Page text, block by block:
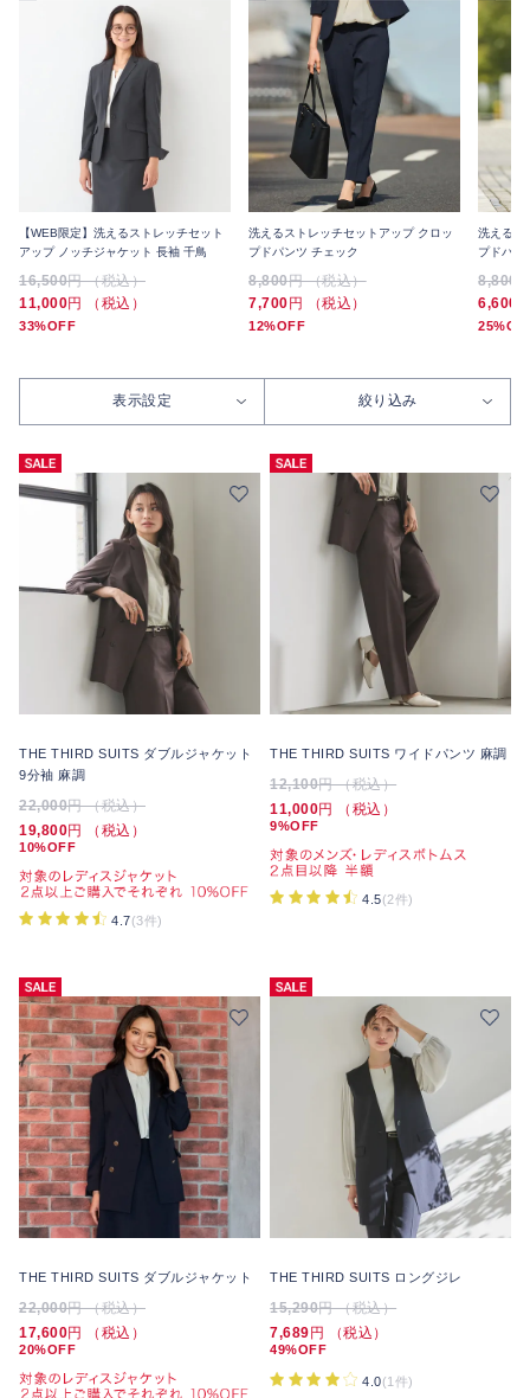
【WEB限定】洗えるストレッチセット
アップ ノッチジャケット 長袖 千鳥
16,500円 （税込）
11,000円 （税込）
33%OFF
洗えるストレッチセットアップ クロッ
プドパンツ チェック
8,800円 （税込）
7,700 円 （税込）
12%OFF
洗えるス
プドパン
8,800
6,600
表示設定 絞り込み
THE THIRD SUITS ダブルジャケット
9分袖 麻調
22,000円 （税込）
19,800円 （税込）
10%OFF
4.7(3件)
THE THIRD SUITS ワイドパンツ 麻調
12,100円 （税込）
11,000円 （税込）
9%OFF
4.5(2件)
THE THIRD SUITS ダブルジャケット
22,000円 （税込）
17,600円 （税込）
20%OFF
THE THIRD SUITS ロングジレ
15,290円 （税込）
7,689 円 （税込）
49%OFF
4.0(1件)